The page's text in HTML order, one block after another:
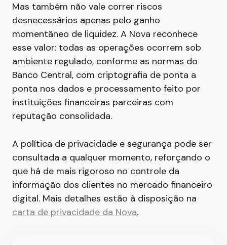
Mas também não vale correr riscos
desnecessários apenas pelo ganho
momentâneo de liquidez. A Nova reconhece
esse valor: todas as operações ocorrem sob
ambiente regulado, conforme as normas do
Banco Central, com criptografia de ponta a
ponta nos dados e processamento feito por
instituições financeiras parceiras com
reputação consolidada.
A política de privacidade e segurança pode ser
consultada a qualquer momento, reforçando o
que há de mais rigoroso no controle da
informação dos clientes no mercado financeiro
digital. Mais detalhes estão à disposição na
carta de privacidade da Nova.